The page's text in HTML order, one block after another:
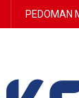
PEDOMAN